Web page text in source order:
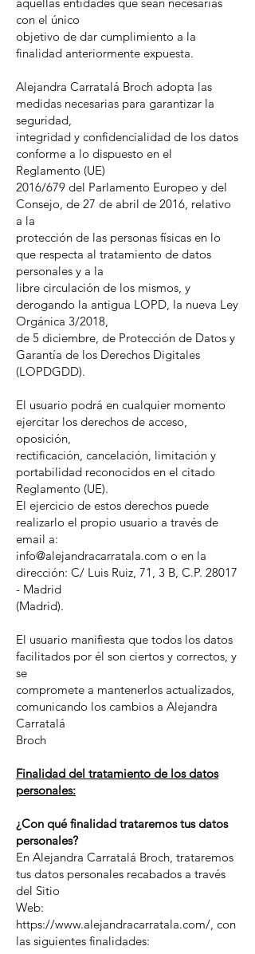
con el único
objetivo de dar cumplimiento a la
finalidad anteriormente expuesta.
Alejandra Carratalá Broch adopta las
medidas necesarias para garantizar la
seguridad,
integridad y confidencialidad de los datos
conforme a lo dispuesto en el
Reglamento (UE)
2016/679 del Parlamento Europeo y del
Consejo, de 27 de abril de 2016, relativo
a la
protección de las personas físicas en lo
que respecta al tratamiento de datos
personales y a la
libre circulación de los mismos, y
derogando la antigua LOPD, la nueva Ley
Orgánica 3/2018,
de 5 diciembre, de Protección de Datos y
Garantía de los Derechos Digitales
(LOPDGDD).
El usuario podrá en cualquier momento
ejercitar los derechos de acceso,
oposición,
rectificación, cancelación, limitación y
portabilidad reconocidos en el citado
Reglamento (UE).
El ejercicio de estos derechos puede
realizarlo el propio usuario a través de
email a:
info@alejandracarratala.com o en la
dirección: C/ Luis Ruiz, 71, 3 B, C.P. 28017
- Madrid
(Madrid).
El usuario manifiesta que todos los datos
facilitados por él son ciertos y correctos, y
se
compromete a mantenerlos actualizados,
comunicando los cambios a Alejandra
Carratalá
Broch
Finalidad del tratamiento de los datos
personales:
¿Con qué finalidad trataremos tus datos
personales?
En Alejandra Carratalá Broch, trataremos
tus datos personales recabados a través
del Sitio
Web:
https://www.alejandracarratala.com/, con
las siguientes finalidades: